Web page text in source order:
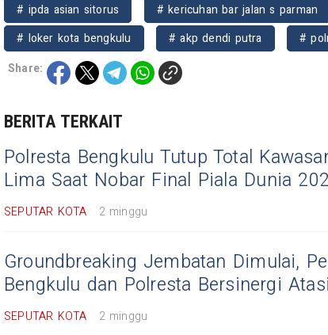
# ipda asian sitorus
# kericuhan bar jalan s parman
# loker kota bengkulu
# akp dendi putra
#
Share:
BERITA TERKAIT
Polresta Bengkulu Tutup Total
Lima Saat Nobar Final Piala Dunia
SEPUTAR KOTA 2 minggu
Groundbreaking Jembatan Dimulai,
Bengkulu dan Polresta Bersinergi
SEPUTAR KOTA 2 minggu